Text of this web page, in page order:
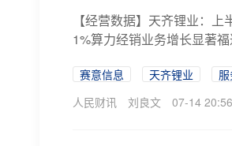
【经营数据】天齐锂业：
1%算力经销业务增长显著
赛意信息 天齐锂业
人民财讯
刘良文 07-14 20:56